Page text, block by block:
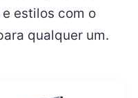
estilos com o
qualquer um.